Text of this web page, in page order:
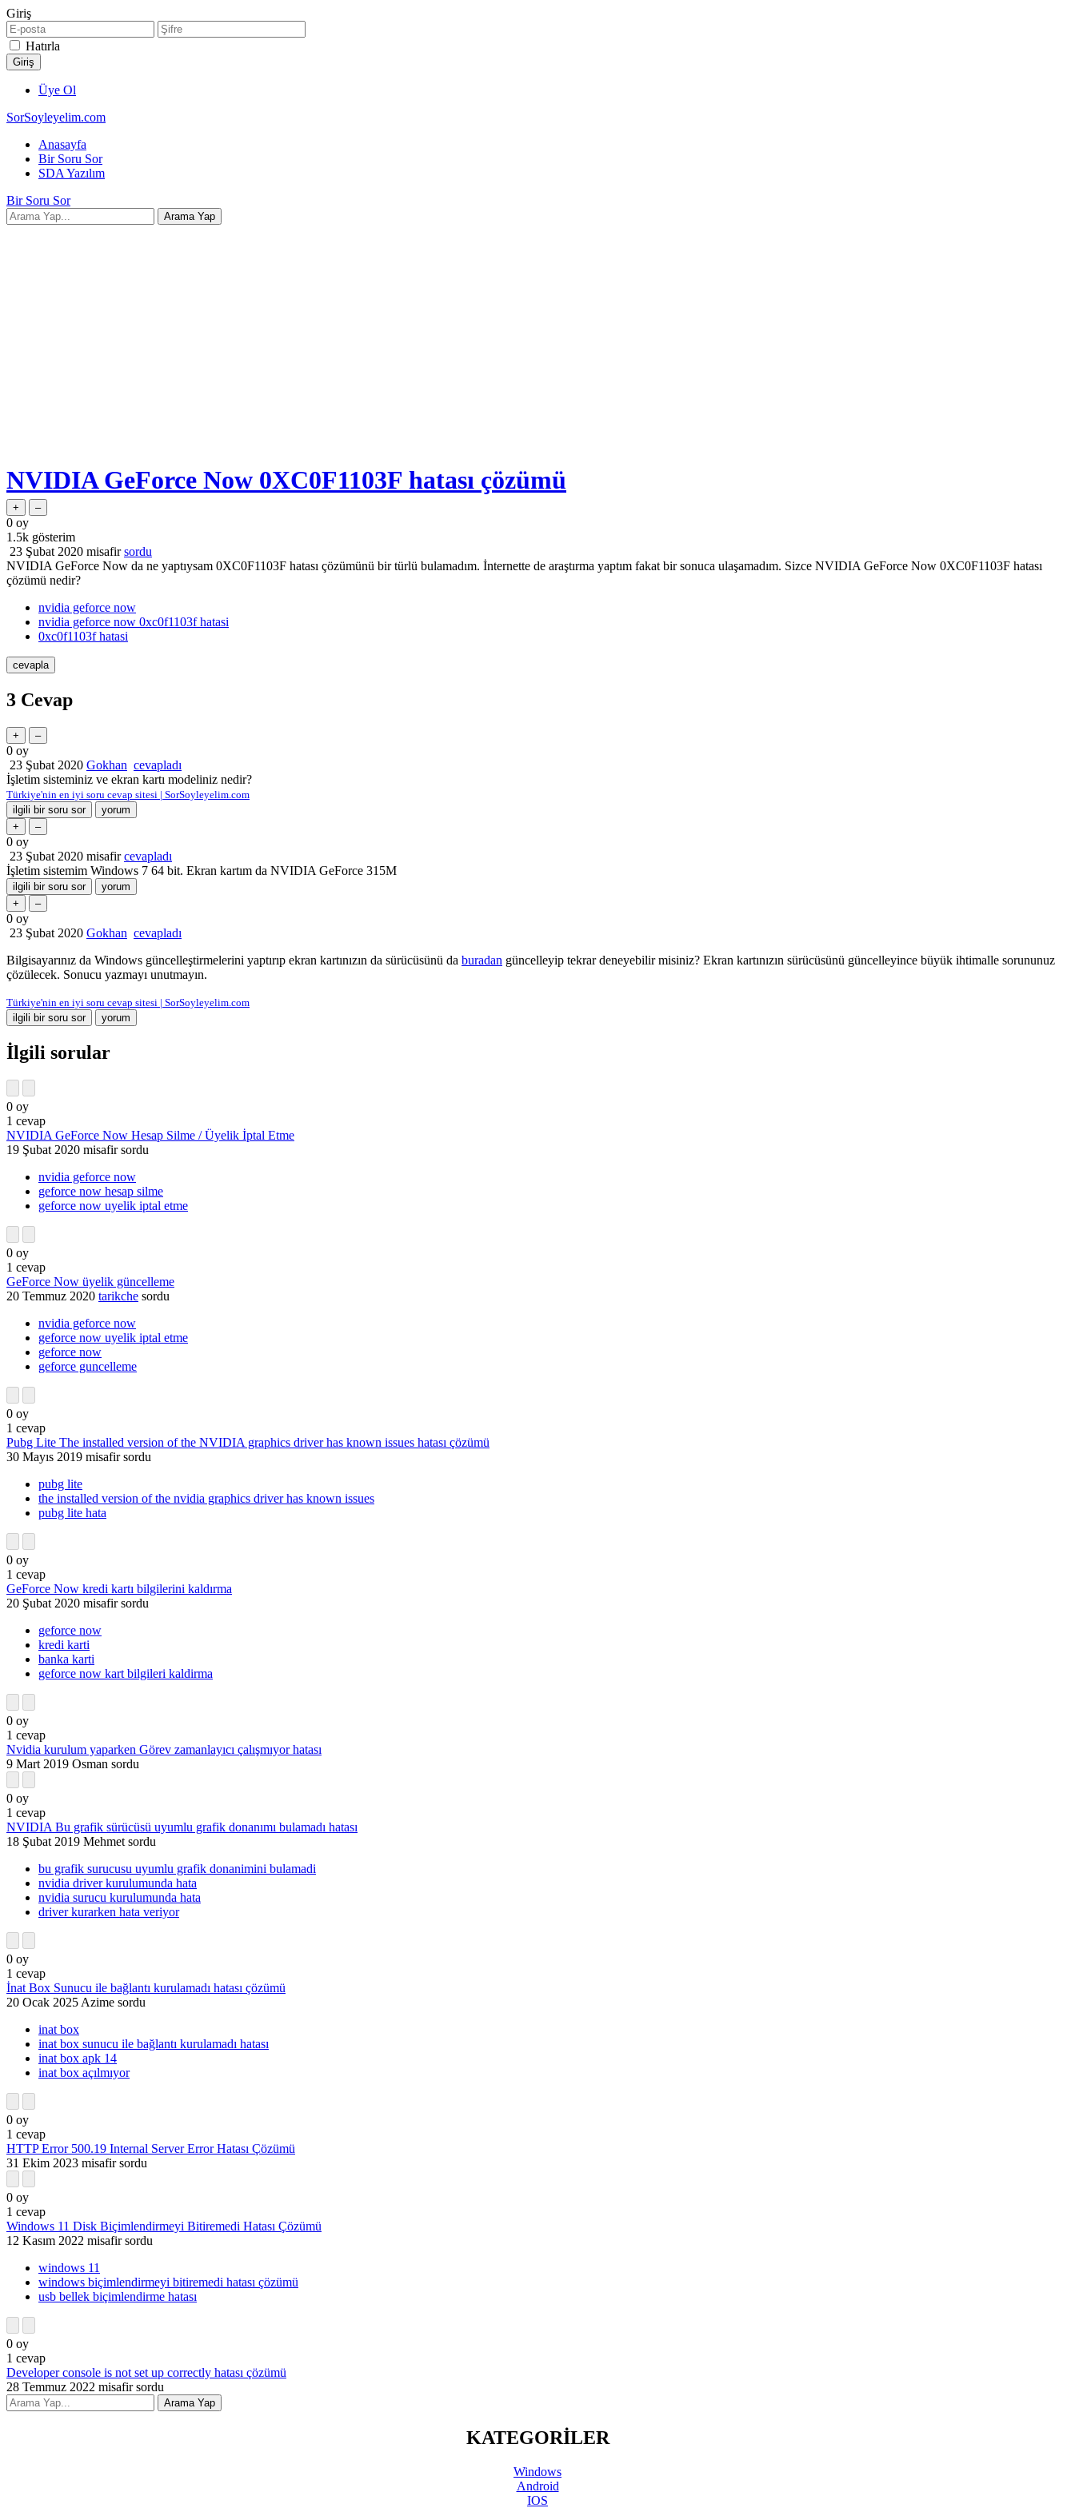
Giriş
Hatırla
Üye Ol
SorSoyleyelim.com
Anasayfa
Bir Soru Sor
SDA Yazılım
Bir Soru Sor
NVIDIA GeForce Now 0XC0F1103F hatası çözümü
0 oy
1.5k gösterim
23 Şubat 2020 misafir sordu
NVIDIA GeForce Now da ne yaptıysam 0XC0F1103F hatası çözümünü bir türlü bulamadım. İnternette de araştırma yaptım fakat bir sonuca ulaşamadım. Sizce NVIDIA GeForce Now 0XC0F1103F hatası
çözümü nedir?
nvidia geforce now
nvidia geforce now 0xc0f1103f hatasi
0xc0f1103f hatasi
3 Cevap
0 oy
23 Şubat 2020 Gokhan cevapladı
İşletim sisteminiz ve ekran kartı modeliniz nedir?
Türkiye'nin en iyi soru cevap sitesi | SorSoyleyelim.com
0 oy
23 Şubat 2020 misafir cevapladı
İşletim sistemim Windows 7 64 bit. Ekran kartım da NVIDIA GeForce 315M
0 oy
23 Şubat 2020 Gokhan cevapladı
Bilgisayarınız da Windows güncelleştirmelerini yaptırıp ekran kartınızın da sürücüsünü da buradan güncelleyip tekrar deneyebilir misiniz? Ekran kartınızın sürücüsünü güncelleyince büyük ihtimalle sorununuz
çözülecek. Sonucu yazmayı unutmayın.
Türkiye'nin en iyi soru cevap sitesi | SorSoyleyelim.com
İlgili sorular
0 oy
1 cevap
NVIDIA GeForce Now Hesap Silme / Üyelik İptal Etme
19 Şubat 2020 misafir sordu
nvidia geforce now
geforce now hesap silme
geforce now uyelik iptal etme
0 oy
1 cevap
GeForce Now üyelik güncelleme
20 Temmuz 2020 tarikche sordu
nvidia geforce now
geforce now uyelik iptal etme
geforce now
geforce guncelleme
0 oy
1 cevap
Pubg Lite The installed version of the NVIDIA graphics driver has known issues hatası çözümü
30 Mayıs 2019 misafir sordu
pubg lite
the installed version of the nvidia graphics driver has known issues
pubg lite hata
0 oy
1 cevap
GeForce Now kredi kartı bilgilerini kaldırma
20 Şubat 2020 misafir sordu
geforce now
kredi karti
banka karti
geforce now kart bilgileri kaldirma
0 oy
1 cevap
Nvidia kurulum yaparken Görev zamanlayıcı çalışmıyor hatası
9 Mart 2019 Osman sordu
0 oy
1 cevap
NVIDIA Bu grafik sürücüsü uyumlu grafik donanımı bulamadı hatası
18 Şubat 2019 Mehmet sordu
bu grafik surucusu uyumlu grafik donanimini bulamadi
nvidia driver kurulumunda hata
nvidia surucu kurulumunda hata
driver kurarken hata veriyor
0 oy
1 cevap
İnat Box Sunucu ile bağlantı kurulamadı hatası çözümü
20 Ocak 2025 Azime sordu
inat box
inat box sunucu ile bağlantı kurulamadı hatası
inat box apk 14
inat box açılmıyor
0 oy
1 cevap
HTTP Error 500.19 Internal Server Error Hatası Çözümü
31 Ekim 2023 misafir sordu
0 oy
1 cevap
Windows 11 Disk Biçimlendirmeyi Bitiremedi Hatası Çözümü
12 Kasım 2022 misafir sordu
windows 11
windows biçimlendirmeyi bitiremedi hatası çözümü
usb bellek biçimlendirme hatası
0 oy
1 cevap
Developer console is not set up correctly hatası çözümü
28 Temmuz 2022 misafir sordu
KATEGORİLER
Windows
Android
IOS